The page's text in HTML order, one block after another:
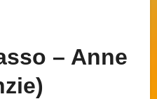
– Anne